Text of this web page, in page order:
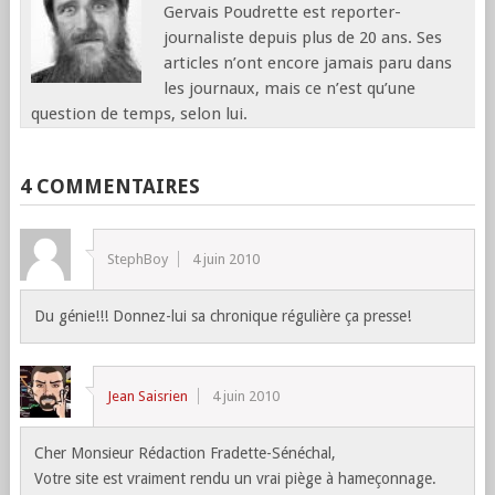
Gervais Poudrette est reporter-
journaliste depuis plus de 20 ans. Ses
articles n’ont encore jamais paru dans
les journaux, mais ce n’est qu’une
question de temps, selon lui.
4 COMMENTAIRES
StephBoy 4 juin 2010
Du génie!!! Donnez-lui sa chronique régulière ça presse!
Jean Saisrien 4 juin 2010
Cher Monsieur Rédaction Fradette-Sénéchal,
Votre site est vraiment rendu un vrai piège à hameçonnage.